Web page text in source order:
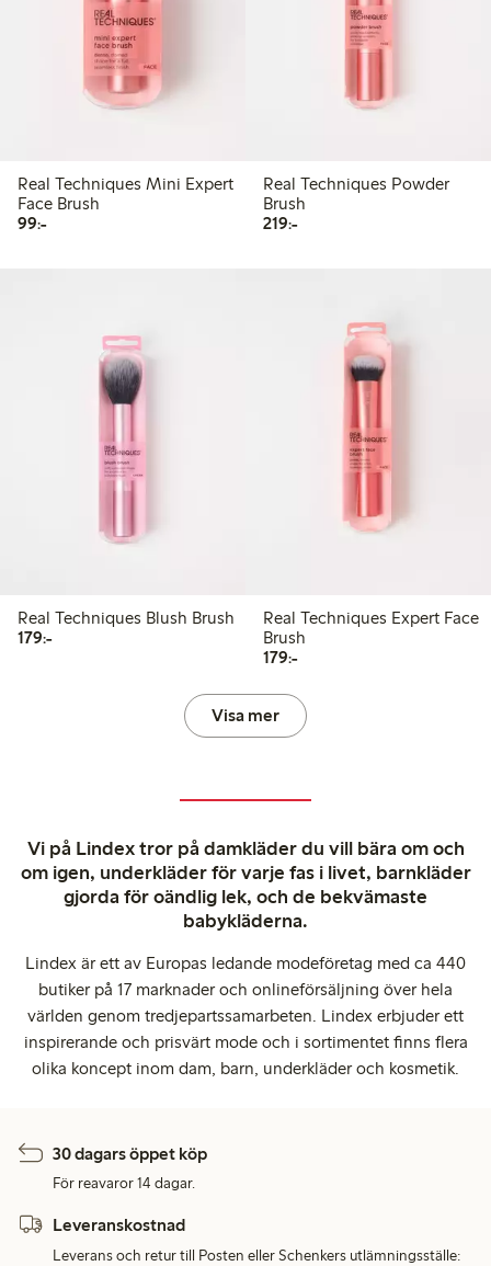
Real Techniques Mini Expert
Face Brush
99:-99,00 kr
Real Techniques Powder
Brush
219:-219,00 kr
Real Techniques Blush Brush
179:-179,00 kr
Real Techniques Expert Face
Brush
179:-179,00 kr
Visa mer
Vi på Lindex tror på damkläder du vill bära om och
om igen, underkläder för varje fas i livet, barnkläder
gjorda för oändlig lek, och de bekvämaste
babykläderna.
Lindex är ett av Europas ledande modeföretag med ca 440
butiker på 17 marknader och onlineförsäljning över hela
världen genom tredjepartssamarbeten. Lindex erbjuder ett
inspirerande och prisvärt mode och i sortimentet finns flera
olika koncept inom dam, barn, underkläder och kosmetik.
30 dagars öppet köp
För reavaror 14 dagar.
Leveranskostnad
Leverans och retur till Posten eller Schenkers utlämningsställe: